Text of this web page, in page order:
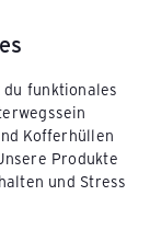
funktionales
Kofferhüllen
Produkte
und Stress